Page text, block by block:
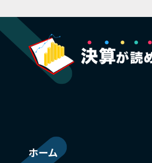
ホーム